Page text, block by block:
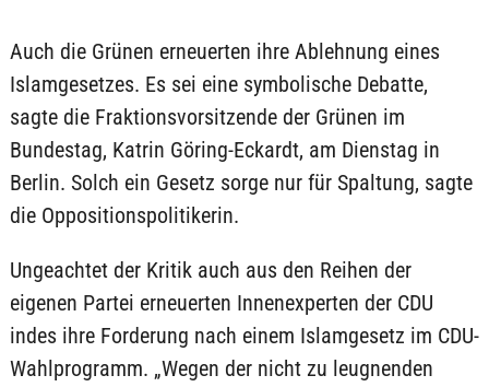
Auch die Grünen erneuerten ihre Ablehnung eines
Islamgesetzes. Es sei eine symbolische Debatte,
sagte die Fraktionsvorsitzende der Grünen im
Bundestag, Katrin Göring-Eckardt, am Dienstag in
Berlin. Solch ein Gesetz sorge nur für Spaltung, sagte
die Oppositionspolitikerin.
Ungeachtet der Kritik auch aus den Reihen der
eigenen Partei erneuerten Innenexperten der CDU
indes ihre Forderung nach einem Islamgesetz im CDU-
Wahlprogramm. „Wegen der nicht zu leugnenden